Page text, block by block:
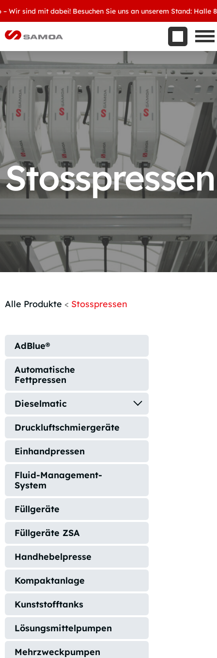
sind mit dabei! Besuchen Sie uns an unserem Stand: Halle 8,
Aktuelles
Kontakt
Handelspartner werden
Stosspressen
Alle Produkte < Stosspressen
AdBlue®
Automatische
Fettpressen
Dieselmatic
Druckluftschmiergeräte
Einhandpressen
Fluid-Management-
System
Füllgeräte
Füllgeräte ZSA
Handhebelpresse
Kompaktanlage
Kunststofftanks
Lösungsmittelpumpen
Mehrzweckpumpen